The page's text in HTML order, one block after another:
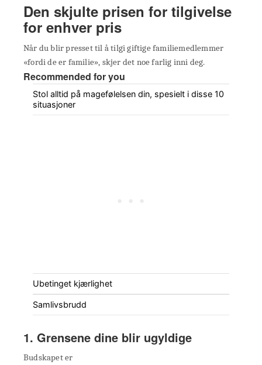
Den skjulte prisen for tilgivelse
for enhver pris
Når du blir presset til å tilgi giftige familiemedlemmer
«fordi de er familie», skjer det noe farlig inni deg.
Recommended for you
Stol alltid på magefølelsen din, spesielt i disse 10
situasjoner
Ubetinget kjærlighet
Samlivsbrudd
1. Grensene dine blir ugyldige
Budskapet er